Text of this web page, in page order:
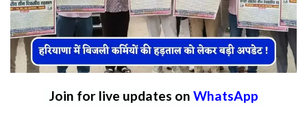
Join for live updates on WhatsApp